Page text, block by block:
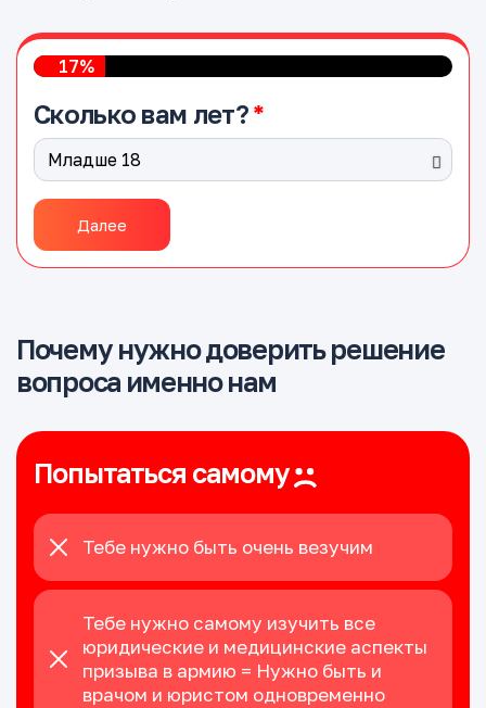
17%
Сколько вам лет?
Далее
Почему нужно доверить решение
вопроса именно нам
Попытаться самому
Тебе нужно быть очень везучим
Тебе нужно самому изучить все
юридические и медицинские аспекты
призыва в армию = Нужно быть и
врачом и юристом одновременно